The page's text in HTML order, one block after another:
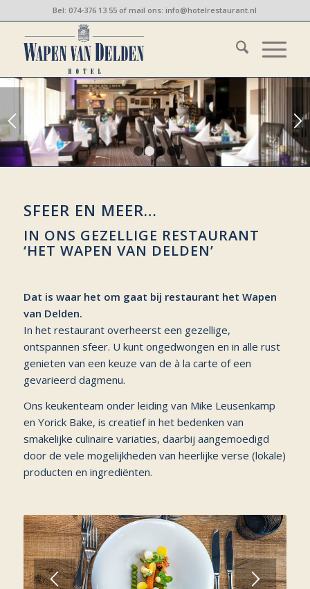
Bel: 074-376 13 55 of mail ons:info@hotelrestaurant.nl
1 2 3 4
SFEER EN MEER…
IN ONS GEZELLIGE RESTAURANT
‘HET WAPEN VAN DELDEN’
Dat is waar het om gaat bij restaurant het Wapen
van Delden.
In het restaurant overheerst een gezellige,
ontspannen sfeer. U kunt ongedwongen en in alle rust
genieten van een keuze van de à la carte of een
gevarieerd dagmenu.
Ons keukenteam onder leiding van Mike Leusenkamp
en Yorick Bake, is creatief in het bedenken van
smakelijke culinaire variaties, daarbij aangemoedigd
door de vele mogelijkheden van heerlijke verse (lokale)
producten en ingrediënten.